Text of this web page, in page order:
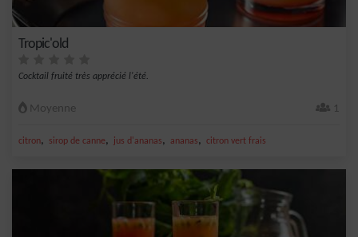
Tropic'old
Cocktail fruité très apprécié l'été.
Moyenne 1
citron, sirop de canne, jus d'ananas, ananas, citron vert frais